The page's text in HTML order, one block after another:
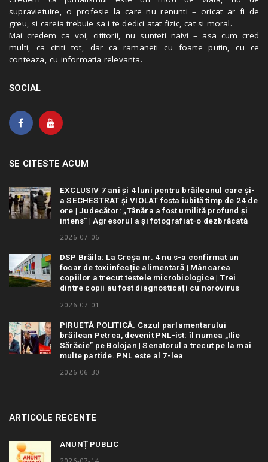
supravietuire, o profesie la care nu renunti – oricat ar fi de
greu, si careia trebuie sa i te dedici atat fizic, cat si moral.
Mai credem ca voi, cititorii, nu sunteti naivi – asa cum cred
multi, ca cititi tot, dar ca ramaneti cu foarte putin, cu ce
conteaza, cu informatia relevanta.
SOCIAL
SE CITESTE ACUM
EXCLUSIV 7 ani și 4 luni pentru brăileanul care și-
a SECHESTRAT și VIOLAT fosta iubită timp de 24 de
ore | Judecător: „Tânăra a fost umilită profund și
intens” | Agresorul a și fotografiat-o dezbrăcată
2026-07-06
DSP Brăila: La Creșa nr. 4 nu s-a confirmat un
focar de toxiinfecție alimentară | Mâncarea
copiilor a trecut testele microbiologice | Trei
dintre copii au fost diagnosticați cu norovirus
2026-07-01
PIRUETĂ POLITICĂ. Cazul parlamentarului
brăilean Petrea, devenit PNL-ist: îl numea „Ilie
Sărăcie” pe Bolojan | Senatorul a trecut pe la mai
multe partide. PNL este al 7-lea
2026-06-30
ARTICOLE RECENTE
ANUNȚ PUBLIC